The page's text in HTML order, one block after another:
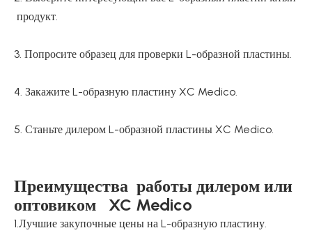
продукт.
3. Попросите образец для проверки L-образной пластины.
4. Закажите L-образную пластину XC Medico.
5. Станьте дилером L-образной пластины XC Medico.
Преимущества работы дилером или
оптовиком XC Medico
1.Лучшие закупочные цены на L-образную пластину.